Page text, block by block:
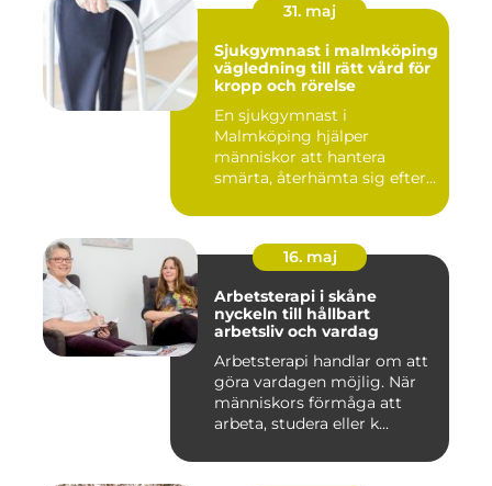
31. maj
Sjukgymnast i malmköping
vägledning till rätt vård för
kropp och rörelse
En sjukgymnast i
Malmköping hjälper
människor att hantera
smärta, återhämta sig efter
16. maj
Arbetsterapi i skåne
nyckeln till hållbart
arbetsliv och vardag
Arbetsterapi handlar om att
göra vardagen möjlig. När
människors förmåga att
arbeta, studera eller k...